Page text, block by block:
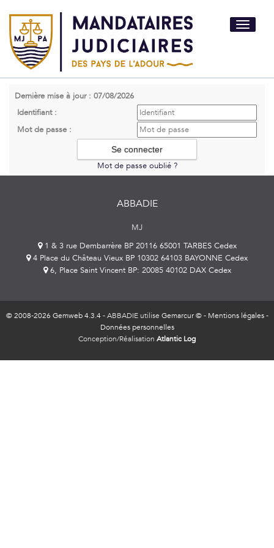
Toggle
Dernière mise à jour : 07/08/2026
Identifiant :
Mot de passe :
Mot de passe oublié ?
ABBADIE
MJ
1 & 3 rue Dembarrère BP 20116 65001 TARBES Cedex
4 Place du Château Vieux BP 10302 64103 BAYONNE Cedex
6, Place Saint Vincent BP: 20085 40102 DAX Cedex
© 2008-2026 Gemweb 4.3.4- ABBADIE utilise Gemarcur ©- Mentions légales-
Données personnelles
Conception/Réalisation Atlantic Log